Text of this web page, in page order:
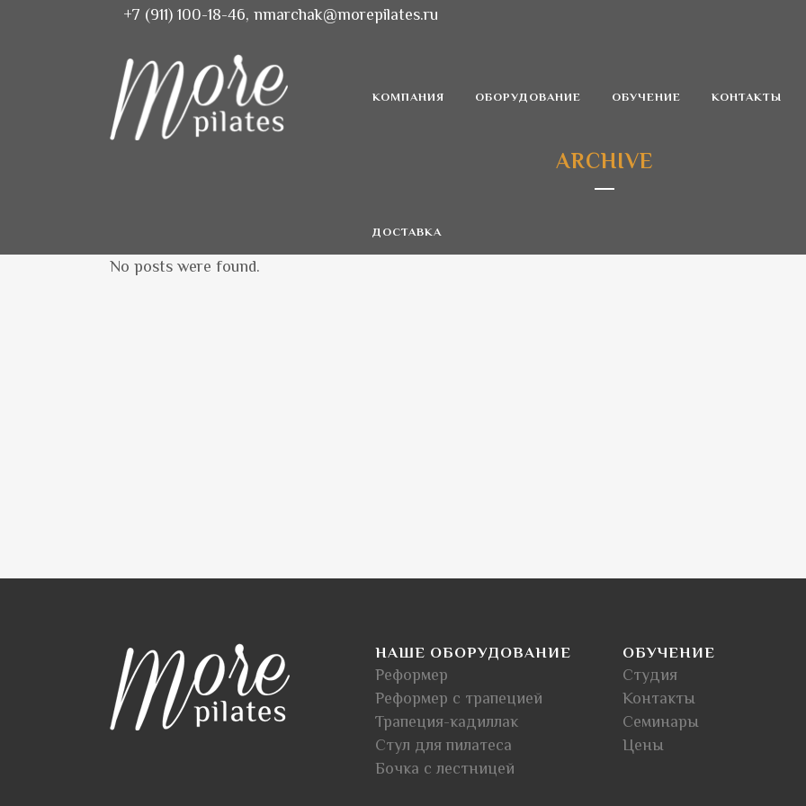
+7 (911) 100-18-46, nmarchak@morepilates.ru
КОМПАНИЯ ОБОРУДОВАНИЕ ОБУЧЕНИЕ КОНТАКТЫ
ДОСТАВКА
ARCHIVE
No posts were found.
НАШЕ ОБОРУДОВАНИЕ
Реформер
Реформер с трапецией
Трапеция-кадиллак
Стул для пилатеса
Бочка с лестницей
ОБУЧЕНИЕ
Студия
Контакты
Семинары
Цены